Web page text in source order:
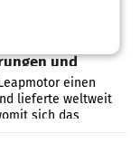
und
Marke
einen
lieferte weltweit
sich das
mehr als